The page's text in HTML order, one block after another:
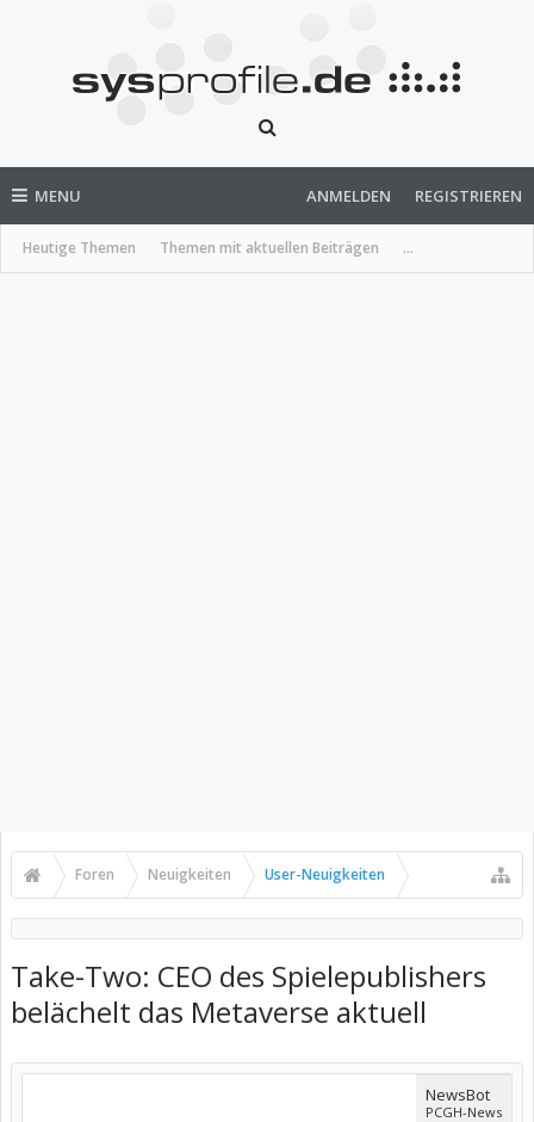
MENU
Heutige Themen Themen mit aktuellen Beiträgen ...
ANMELDEN REGISTRIEREN
Foren Neuigkeiten User-Neuigkeiten
Take-Two: CEO des Spielepublishers
belächelt das Metaverse aktuell
NewsBot
PCGH-News